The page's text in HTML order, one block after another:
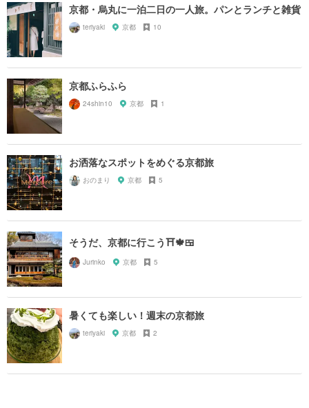
京都・烏丸に一泊二日の一人旅。パンとランチと雑貨
teriyaki 京都 10
京都ふらふら
24shin10 京都 1
お洒落なスポットをめぐる京都旅
おのまり 京都 5
そうだ、京都に行こう⛩🍁🍱
Jurinko 京都 5
暑くても楽しい！週末の京都旅
teriyaki 京都 2